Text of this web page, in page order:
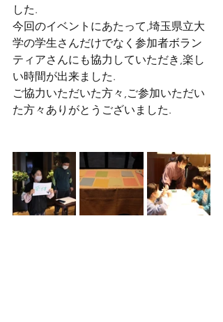
した.
今回のイベントにあたって,埼玉県立大
学の学生さんだけでなく参加者ボラン
ティアさんにも協力していただき,楽し
い時間が出来ました.
ご協力いただいた方々,ご参加いただい
た方々ありがとうございました.